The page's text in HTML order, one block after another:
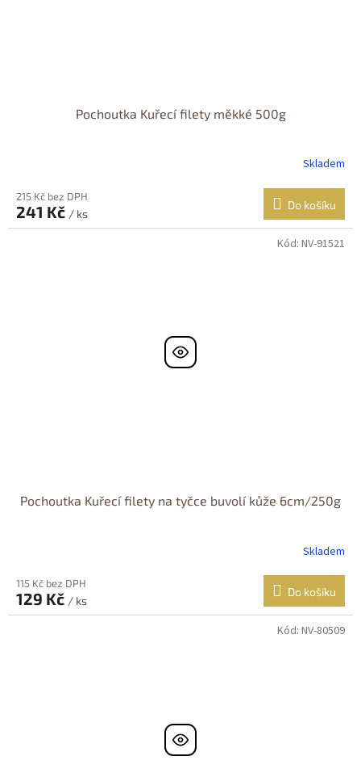
Pochoutka Kuřecí filety měkké 500g
Skladem
215 Kč bez DPH
241 Kč / ks
Do košíku
Pochoutka Kuřecí filety na tyčce buvolí kůže 6cm/250g
Skladem
115 Kč bez DPH
129 Kč / ks
Do košíku
Kód: NV-91521
Kód: NV-80509